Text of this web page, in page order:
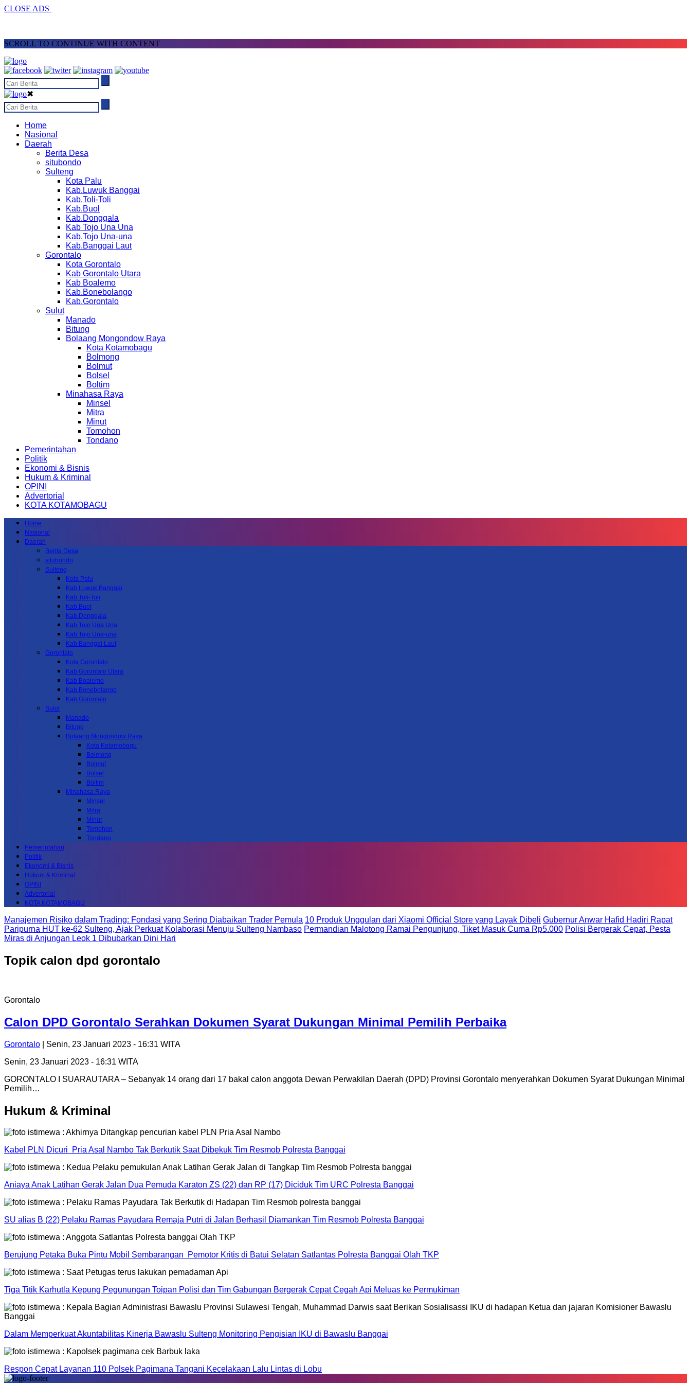
CLOSE ADS
SCROLL TO CONTINUE WITH CONTENT
✖
Home
Nasional
Daerah
Berita Desa
situbondo
Sulteng
Kota Palu
Kab.Luwuk Banggai
Kab.Toli-Toli
Kab.Buol
Kab.Donggala
Kab Tojo Una Una
Kab.Tojo Una-una
Kab.Banggai Laut
Gorontalo
Kota Gorontalo
Kab Gorontalo Utara
Kab Boalemo
Kab.Bonebolango
Kab.Gorontalo
Sulut
Manado
Bitung
Bolaang Mongondow Raya
Kota Kotamobagu
Bolmong
Bolmut
Bolsel
Boltim
Minahasa Raya
Minsel
Mitra
Minut
Tomohon
Tondano
Pemerintahan
Politik
Ekonomi & Bisnis
Hukum & Kriminal
OPINI
Advertorial
KOTA KOTAMOBAGU
Home
Nasional
Daerah
Berita Desa
situbondo
Sulteng
Kota Palu
Kab.Luwuk Banggai
Kab.Toli-Toli
Kab.Buol
Kab.Donggala
Kab Tojo Una Una
Kab.Tojo Una-una
Kab.Banggai Laut
Gorontalo
Kota Gorontalo
Kab Gorontalo Utara
Kab Boalemo
Kab.Bonebolango
Kab.Gorontalo
Sulut
Manado
Bitung
Bolaang Mongondow Raya
Kota Kotamobagu
Bolmong
Bolmut
Bolsel
Boltim
Minahasa Raya
Minsel
Mitra
Minut
Tomohon
Tondano
Pemerintahan
Politik
Ekonomi & Bisnis
Hukum & Kriminal
OPINI
Advertorial
KOTA KOTAMOBAGU
Manajemen Risiko dalam Trading: Fondasi yang Sering Diabaikan Trader Pemula 10 Produk Unggulan dari Xiaomi Official Store yang Layak Dibeli Gubernur Anwar Hafid Hadiri Rapat
Paripurna HUT ke-62 Sulteng, Ajak Perkuat Kolaborasi Menuju Sulteng Nambaso Permandian Malotong Ramai Pengunjung, Tiket Masuk Cuma Rp5.000 Polisi Bergerak Cepat, Pesta
Miras di Anjungan Leok 1 Dibubarkan Dini Hari
Topik calon dpd gorontalo
Gorontalo
Calon DPD Gorontalo Serahkan Dokumen Syarat Dukungan Minimal Pemilih Perbaika
Gorontalo | Senin, 23 Januari 2023 - 16:31 WITA
Senin, 23 Januari 2023 - 16:31 WITA
GORONTALO I SUARAUTARA – Sebanyak 14 orang dari 17 bakal calon anggota Dewan Perwakilan Daerah (DPD) Provinsi Gorontalo menyerahkan Dokumen Syarat Dukungan Minimal
Pemilih…
Hukum & Kriminal
Kabel PLN Dicuri Pria Asal Nambo Tak Berkutik Saat Dibekuk Tim Resmob Polresta Banggai
Aniaya Anak Latihan Gerak Jalan Dua Pemuda Karaton ZS (22) dan RP (17) Diciduk Tim URC Polresta Banggai
SU alias B (22) Pelaku Ramas Payudara Remaja Putri di Jalan Berhasil Diamankan Tim Resmob Polresta Banggai
Berujung Petaka Buka Pintu Mobil Sembarangan Pemotor Kritis di Batui Selatan Satlantas Polresta Banggai Olah TKP
Tiga Titik Karhutla Kepung Pegunungan Toipan Polisi dan Tim Gabungan Bergerak Cepat Cegah Api Meluas ke Permukiman
Dalam Memperkuat Akuntabilitas Kinerja Bawaslu Sulteng Monitoring Pengisian IKU di Bawaslu Banggai
Respon Cepat Layanan 110 Polsek Pagimana Tangani Kecelakaan Lalu Lintas di Lobu